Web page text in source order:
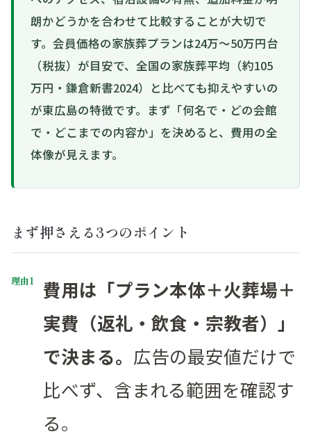
朗かどうかを合わせて比較することが大切で
す。会員価格の家族葬プランは24万〜50万円台
（税抜）が目安で、全国の家族葬平均（約105
万円・鎌倉新書2024）と比べても抑えやすいの
が東広島の特徴です。まず「何名で・どの会館
で・どこまでの内容か」を決めると、費用の全
体像が見えます。
まず押さえる3つのポイント
費用は「プラン本体＋火葬場＋
実費（返礼・飲食・宗教者）」
で決まる。 広告の最安値だけで
比べず、含まれる範囲を確認す
る。